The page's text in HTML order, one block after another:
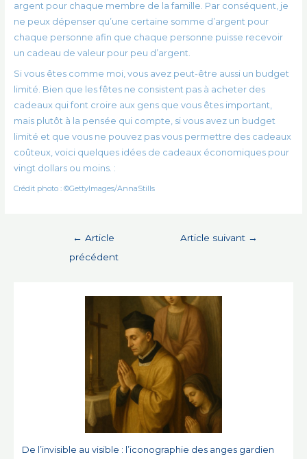
argent pour chaque membre de la famille. Par conséquent, je
ne peux dépenser qu’une certaine somme d’argent pour
chaque personne afin que chaque personne puisse recevoir
un cadeau de valeur pour peu d’argent.
Si vous êtes comme moi, vous avez peut-être aussi un budget
limité. Bien que les fêtes ne consistent pas à acheter des
cadeaux qui font croire aux gens que vous êtes important,
mais plutôt à la pensée qui compte, si vous avez un budget
limité et que vous ne pouvez pas vous permettre des cadeaux
coûteux, voici quelques idées de cadeaux économiques pour
vingt dollars ou moins. :
Crédit photo : ©GettyImages/AnnaStills
← Article
précédent
Article suivant →
De l’invisible au visible : l’iconographie des anges gardien